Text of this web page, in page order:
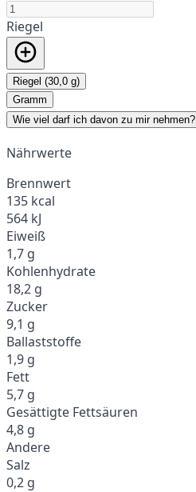
Riegel
Riegel (30,0 g)
Gramm
Wie viel darf ich davon zu mir nehmen?
Nährwerte
Brennwert
135 kcal
564 kJ
Eiweiß
1,7 g
Kohlenhydrate
18,2 g
Zucker
9,1 g
Ballaststoffe
1,9 g
Fett
5,7 g
Gesättigte Fettsäuren
4,8 g
Andere
Salz
0,2 g